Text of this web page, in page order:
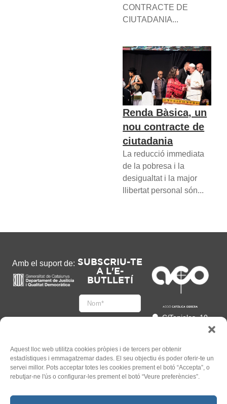
Aquest lloc web utilitza cookies pròpies i de tercers per obtenir
estadístiques i emmagatzemar dades. El seu objectiu és poder oferir-te un
servei millor. Pots acceptar totes les cookies prement el botó “Accepta”, o
rebutjar-ne l'ús o configurar-les prement el botó “Veure preferències”.
CONTRACTE DE
CIUTADANIA...
Renda Bàsica, un
nou contracte de
ciutadania
La reducció immediata
de la pobresa i la
desigualtat i la major
llibertat personal són...
Amb el suport de: SUBSCRIU-TE
A L'E-
BUTLLETÍ
Accepto
l'Informació legal
C/Tapioles, 10
93 505 86 86
hola@acocat.org